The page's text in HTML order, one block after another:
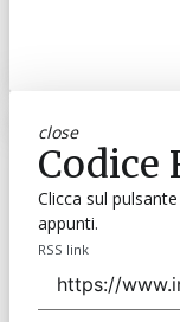
close
Codice
Clicca sul
appunti.
RSS link